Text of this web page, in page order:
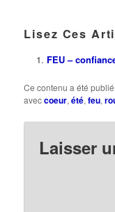
Lisez Ces
FEU –
Ce contenu a été
aveccoeur,été,feu,
Laisser